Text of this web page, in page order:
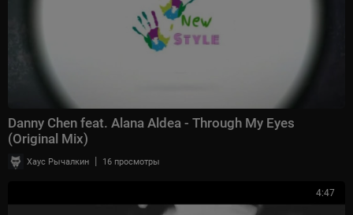
Danny Chen feat. Alana Aldea - Through My Eyes
(Original Mix)
Хаус Рычалкин | 16 просмотры
4:47